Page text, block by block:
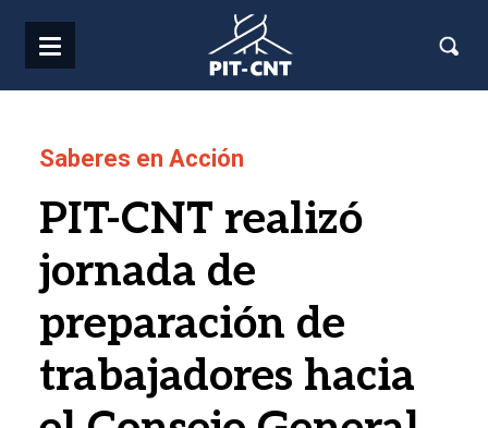
Saberes en Acción
PIT-CNT realizó
jornada de
preparación de
trabajadores hacia